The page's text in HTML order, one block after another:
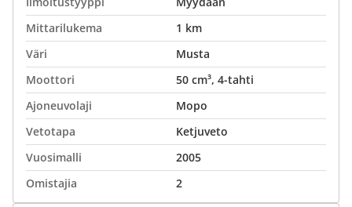
Mittarilukema
1 km
Väri
Musta
Moottori
50 cm³, 4-tahti
Ajoneuvolaji
Mopo
Vetotapa
Ketjuveto
Vuosimalli
2005
Omistajia
2